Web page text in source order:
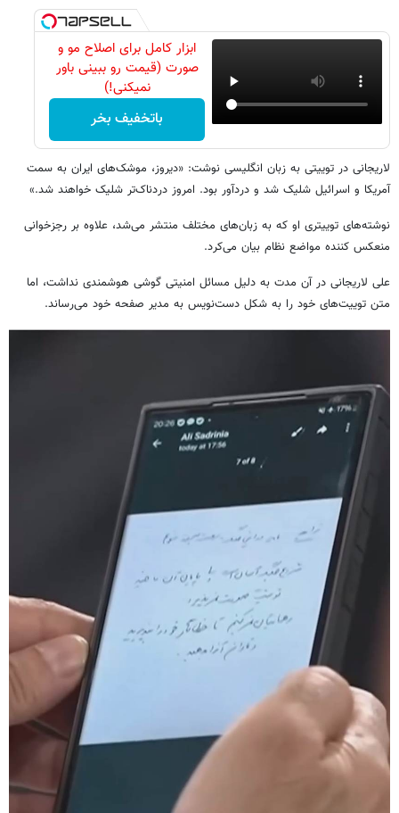
ابزار کامل برای اصلاح مو و
صورت (قیمت رو ببینی باور
نمیکنی!)
باتخفیف بخر
لاریجانی در توییتی به زبان انگلیسی نوشت: «دیروز، موشک‌های ایران به سمت
آمریکا و اسرائیل شلیک شد و دردآور بود. امروز دردناک‌تر شلیک خواهند شد.»
نوشته‌های توییتری او که به زبان‌های مختلف منتشر می‌شد، علاوه بر رجزخوانی
منعکس کننده مواضع نظام بیان می‌کرد.
علی لاریجانی در آن مدت به دلیل مسائل امنیتی گوشی هوشمندی نداشت، اما
متن توییت‌های خود را به شکل دست‌نویس به مدیر صفحه خود می‌رساند.